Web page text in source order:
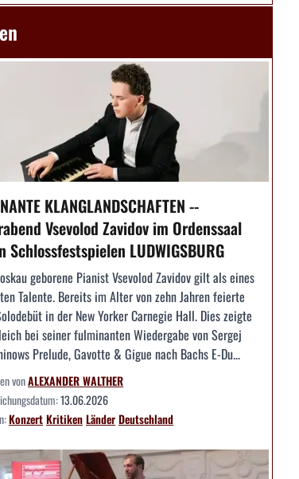
KLANGLANDSCHAFTEN --
Vsevolod Zavidov im Ordenssaal
Schlossfestspielen LUDWIGSBURG
geborene Pianist Vsevolod Zavidov gilt als eines
Talente. Bereits im Alter von zehn Jahren feierte
in der New Yorker Carnegie Hall. Dies zeigte
bei seiner fulminanten Wiedergabe von Sergej
Prelude, Gavotte & Gigue nach Bachs E-Du...
vonALEXANDER WALTHER
13.06.2026
KonzertKritikenLänderDeutschland